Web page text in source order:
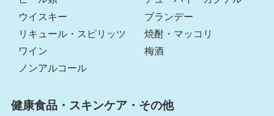
ウイスキー
ブランデー
リキュール・スピリッツ
焼酎・マッコリ
ワイン
梅酒
ノンアルコール
健康食品・スキンケア・その他